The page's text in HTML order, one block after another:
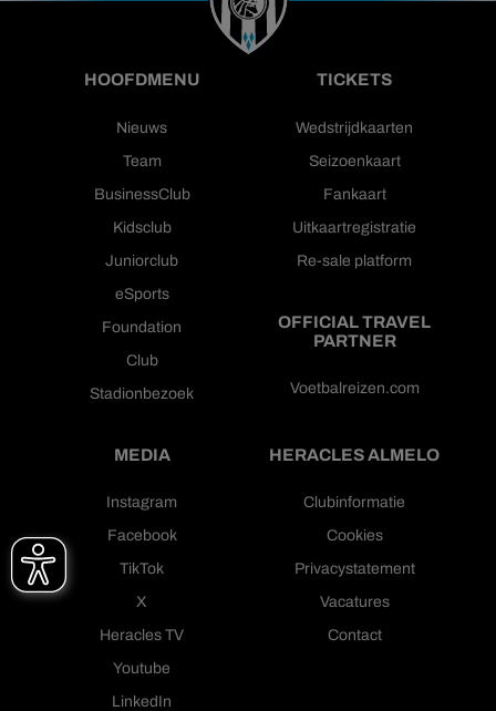
HOOFDMENU
Nieuws
Team
BusinessClub
Kidsclub
Juniorclub
eSports
Foundation
Club
Stadionbezoek
TICKETS
Wedstrijdkaarten
Seizoenkaart
Fankaart
Uitkaartregistratie
Re-sale platform
OFFICIAL TRAVEL
PARTNER
Voetbalreizen.com
MEDIA
Instagram
Facebook
TikTok
X
Heracles TV
Youtube
LinkedIn
HERACLES ALMELO
Clubinformatie
Cookies
Privacystatement
Vacatures
Contact